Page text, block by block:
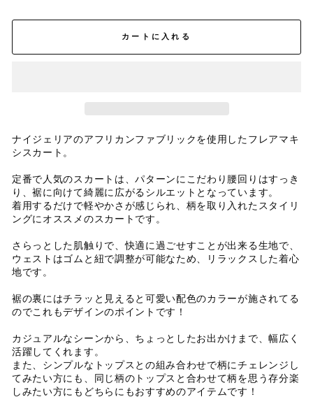
カートに入れる
ナイジェリアのアフリカンファブリックを使用したフレアマキ
シスカート。
定番で人気のスカートは、パターンにこだわり腰回りはすっき
り、裾に向けて綺麗に広がるシルエットとなっています。
着用するだけで軽やかさが感じられ、柄を取り入れたスタイリ
ングにオススメのスカートです。
さらっとした肌触りで、快適に過ごせすことが出来る生地で、
ウェストはゴムと紐で調整が可能なため、リラックスした着心
地です。
裾の裏にはチラッと見えると可愛い配色のカラーが施されてる
のでこれもデザインのポイントです！
カジュアルなシーンから、ちょっとしたお出かけまで、幅広く
活躍してくれます。
また、シンプルなトップスとの組み合わせで柄にチェレンジし
てみたい方にも、同じ柄のトップスと合わせて柄を思う存分楽
しみたい方にもどちらにもおすすめのアイテムです！